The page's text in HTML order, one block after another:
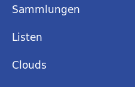
Sammlungen
Listen
Clouds